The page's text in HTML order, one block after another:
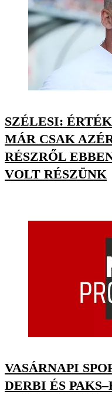
SZÉLESI:
MÁR CSAK
RÉSZRŐL
VOLT RÉSZÜNK
VASÁRNAPI
DERBI ÉS